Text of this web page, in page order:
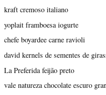
kraft cremoso italiano
yoplait framboesa iogurte
chefe boyardee carne ravioli
david kernels de sementes de
La Preferida feijão preto
vale natureza chocolate escuro